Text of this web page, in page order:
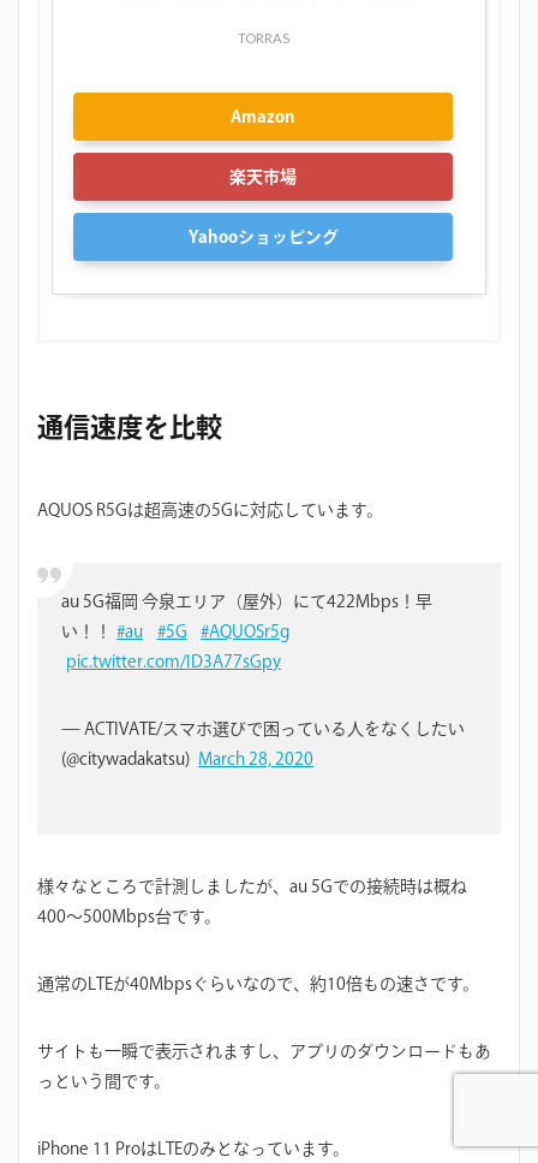
TORRAS
Amazon
楽天市場
Yahooショッピング
通信速度を比較
AQUOS R5Gは超高速の5Gに対応しています。
au 5G福岡 今泉エリア（屋外）にて422Mbps！早
い！！
#au #5G
#AQUOSr5g
pic.twitter.com/ID3A77sGpy
— ACTIVATE/スマホ選びで困っている人をなくしたい
(@citywadakatsu) March 28, 2020
様々なところで計測しましたが、au 5Gでの接続時は概ね
400〜500Mbps台です。
通常のLTEが40Mbpsぐらいなので、約10倍もの速さです。
サイトも一瞬で表示されますし、アプリのダウンロードもあ
っという間です。
iPhone 11 ProはLTEのみとなっています。